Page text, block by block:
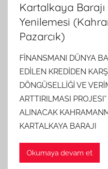
Kartalkaya Barajı
Yenilemesi
Pazarcık)
FİNANSMANI DÜNYA
EDİLEN KREDİDEN
DÖNGÜSELLİĞİ VE
ARTTIRILMASI
ALINACAK
KARTALKAYA BARAJI
Okumaya devam et